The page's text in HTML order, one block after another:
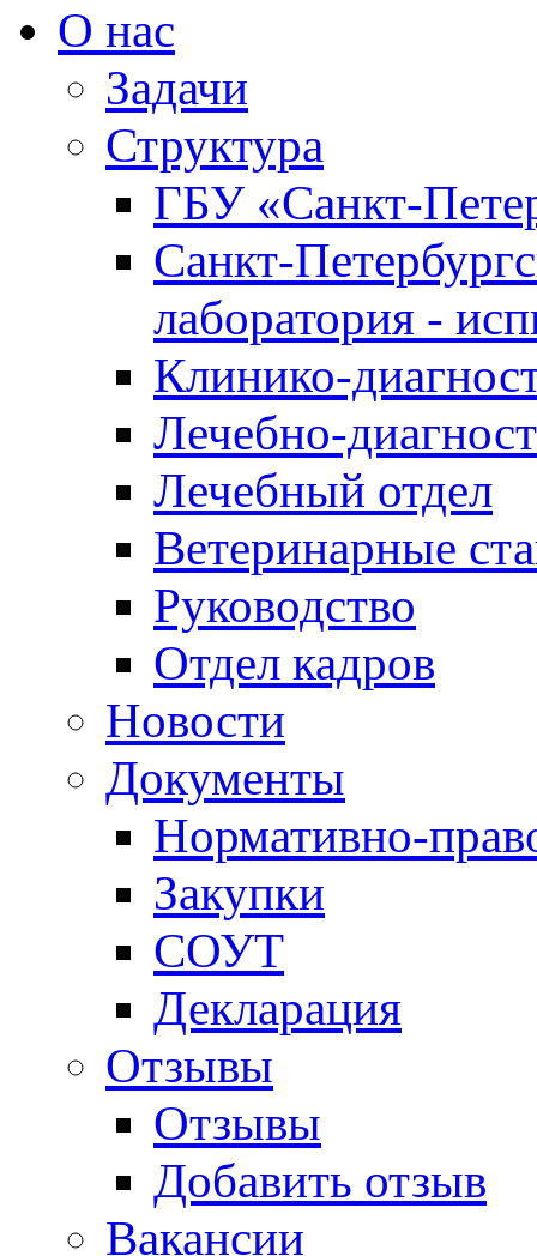
О нас
Задачи
Структура
ГБУ «Санкт-
Санкт-
лаборатория -
Клинико-
Лечебно-
Лечебный отдел
Ветеринарные
Руководство
Отдел кадров
Новости
Документы
Нормативно-
Закупки
СОУТ
Декларация
Отзывы
Отзывы
Добавить отзыв
Вакансии